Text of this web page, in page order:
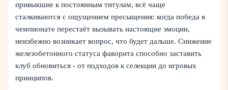
привыкшие к постоянным титулам, всё чаще
сталкиваются с ощущением пресыщения: когда победа в
чемпионате перестаёт вызывать настоящие эмоции,
неизбежно возникает вопрос, что будет дальше. Снижение
железобетонного статуса фаворита способно заставить
клуб обновиться - от подходов к селекции до игровых
принципов.